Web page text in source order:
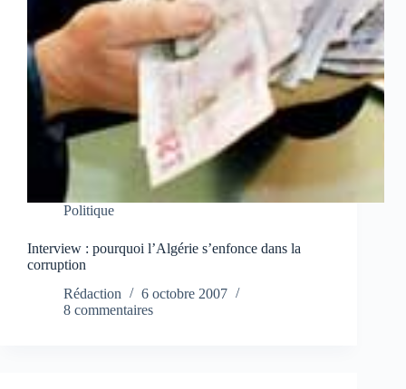
Politique
Interview : pourquoi l’Algérie s’enfonce dans la
corruption
Rédaction
6 octobre 2007
8 commentaires